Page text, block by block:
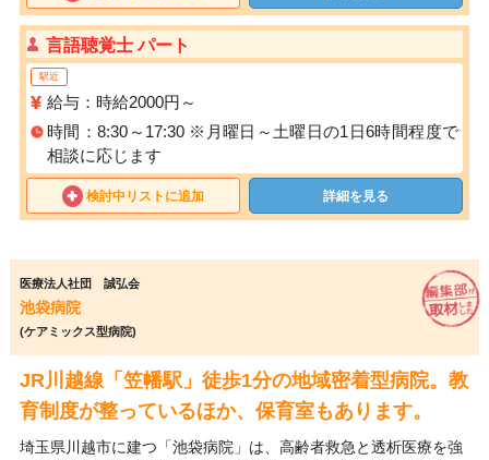
言語聴覚士 パート
駅近
給与：時給2000円～
時間：8:30～17:30 ※月曜日～土曜日の1日6時間程度で
相談に応じます
検討中リストに追加 詳細を見る
医療法人社団 誠弘会
池袋病院
(ケアミックス型病院)
JR川越線「笠幡駅」徒歩1分の地域密着型病院。教
育制度が整っているほか、保育室もあります。
埼玉県川越市に建つ「池袋病院」は、高齢者救急と透析医療を強